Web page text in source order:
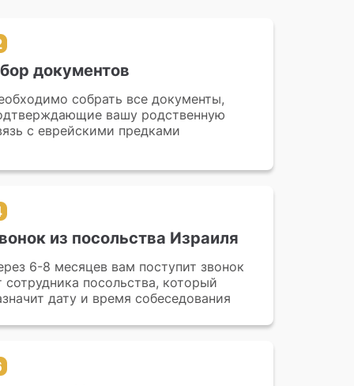
документов
собрать все документы,
вашу родственную
с еврейскими предками
из посольства Израиля
6-8 месяцев вам поступит звонок
сотрудника посольства, который
дату и время собеседования